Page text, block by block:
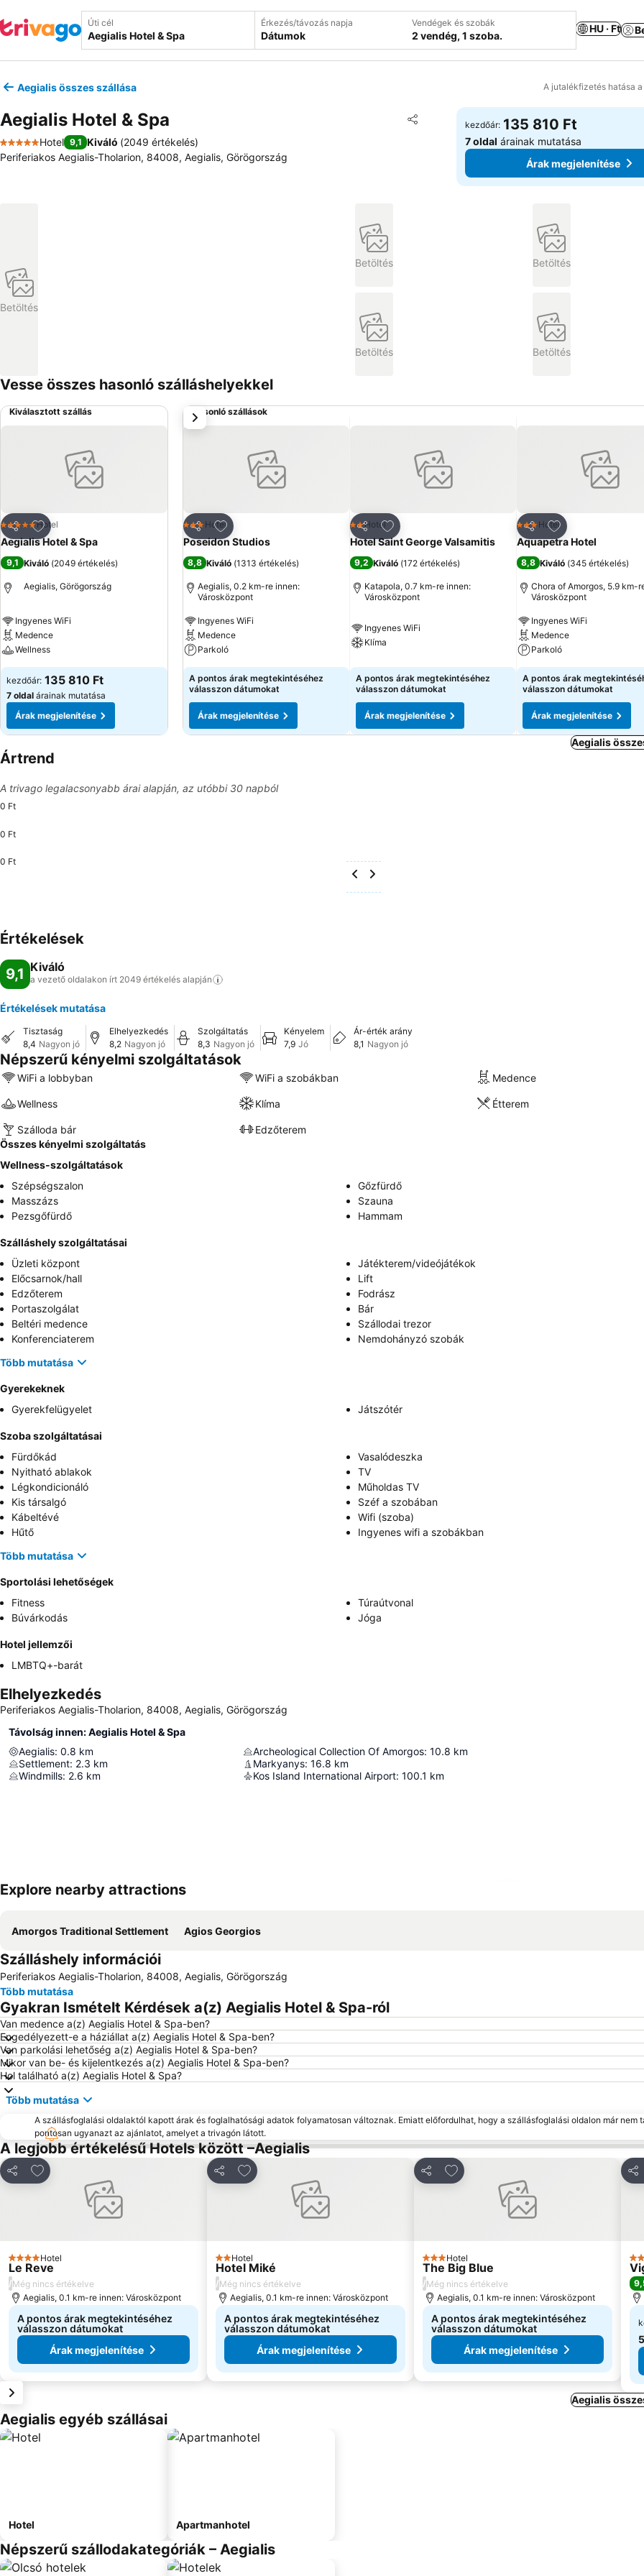
Úti cél Érkezés/távozás napja
Dátumok
Vendégek és szobák
2 vendég, 1 szoba.
HU · Ft
Aegialis összes szállása A jutalékfizetés hatása
Aegialis Hotel & Spa Megosztás
Hozzáadás a kedvencekhez
5 Kategória
Hotel 9,1 Kiváló (2049 értékelés)
Periferiakos Aegialis-Tholarion, 84008, Aegialis, Görögország
kezdőár: 135 810 Ft
7 oldal árainak mutatása
Árak megjelenítése
Betöltés
Betöltés Betöltés
Betöltés Betöltés
Vesse összes hasonló szálláshelyekkel
Kiválasztott szállás
Megosztás
Hozzáadás a kedvencekhez
5 KategóriaHotel
Aegialis Hotel & Spa
9,1 Kiváló (2049 értékelés)
Aegialis, Görögország
Ingyenes WiFi
Medence
Wellness
kezdőár: 135 810 Ft
7 oldal árainak mutatása
Árak megjelenítése
Hasonló szállások
Megosztás
Hozzáadás a kedvencekhez
3 Kategória
Hotel
Poseidon Studios
8,8 Kiváló (1313 értékelés)
Aegialis, 0.2 km-re innen:
Városközpont
Ingyenes WiFi
Medence
Parkoló
A pontos árak megtekintéséhez
válasszon dátumokat
Árak megjelenítése
Megosztás
Hozzáadás a kedvencekhez
2 Kategória
Hotel
Hotel Saint George Valsamitis
9,2 Kiváló (172 értékelés)
Katapola, 0.7 km-re innen:
Városközpont
Ingyenes WiFi
Klíma
A pontos árak megtekintéséhez
válasszon dátumokat
Árak megjelenítése
Megosztás
Hozzáadás a
3 Kategória
Hotel
Aquapetra Hotel
8,8 Kiváló (345 értékelés)
Chora of Amorgos, 5.9 km-
Városközpont
Ingyenes WiFi
Medence
Parkoló
A pontos árak
válasszon dátumokat
Árak megjelenítése
következő
Aegialis
Ártrend
A trivago legalacsonyabb árai alapján, az utóbbi 30 napból
0 Ft
0 Ft
0 Ft
Értékelések
9,1 Kiváló
a vezető oldalakon írt 2049 értékelés alapján
Értékelések mutatása
Tisztaság
8,4 Nagyon jó
Elhelyezkedés
8,2 Nagyon jó
Szolgáltatás
8,3 Nagyon jó
Kényelem
7,9 Jó
Ár-érték arány
8,1 Nagyon jó
Népszerű kényelmi szolgáltatások
WiFi a lobbyban WiFi a szobákban Medence
Wellness Klíma Étterem
Szálloda bár
Edzőterem
Összes kényelmi szolgáltatás
Wellness-szolgáltatások
Szépségszalon
Gőzfürdő
Masszázs
Szauna
Pezsgőfürdő
Hammam
Szálláshely szolgáltatásai
Üzleti központ
Játékterem/videójátékok
Előcsarnok/hall
Lift
Edzőterem
Fodrász
Portaszolgálat
Bár
Beltéri medence
Szállodai trezor
Konferenciaterem
Nemdohányzó szobák
Több mutatása
Gyerekeknek
Gyerekfelügyelet
Játszótér
Szoba szolgáltatásai
Fürdőkád
Vasalódeszka
Nyitható ablakok
TV
Légkondicionáló
Műholdas TV
Kis társalgó
Széf a szobában
Kábeltévé
Wifi (szoba)
Hűtő
Ingyenes wifi a szobákban
Több mutatása
Sportolási lehetőségek
Fitness
Túraútvonal
Búvárkodás
Jóga
Hotel jellemzői
LMBTQ+-barát
Elhelyezkedés
Periferiakos Aegialis-Tholarion, 84008, Aegialis, Görögország
Távolság innen: Aegialis Hotel & Spa
Aegialis: 0.8 km
Settlement: 2.3 km
Windmills: 2.6 km
Archeological Collection Of Amorgos: 10.8 km
Markyanys: 16.8 km
Kos Island International Airport: 100.1 km
Explore nearby attractions
Amorgos Traditional Settlement Agios Georgios
Szálláshely információi
Periferiakos Aegialis-Tholarion, 84008, Aegialis, Görögország
Több mutatása
Gyakran Ismételt Kérdések a(z) Aegialis Hotel & Spa-ról
Van medence a(z) Aegialis Hotel & Spa-ben?
Engedélyezett-e a háziállat a(z) Aegialis Hotel & Spa-ben?
Van parkolási lehetőség a(z) Aegialis Hotel & Spa-ben?
Mikor van be- és kijelentkezés a(z) Aegialis Hotel & Spa-ben?
Hol található a(z) Aegialis Hotel & Spa?
Több mutatása
A szállásfoglalási oldalaktól kapott árak és foglalhatósági adatok folyamatosan változnak. Emiatt előfordulhat, hogy a szállásfoglalási oldalon már nem
pontosan ugyanazt az ajánlatot, amelyet a trivagón látott.
A legjobb értékelésű Hotels között –Aegialis
Megosztás
Hozzáadás a kedvencekhez
4 Kategória
Hotel
Le Reve
/Még nincs értékelve
Aegialis, 0.1 km-re innen: Városközpont
A pontos árak megtekintéséhez
válasszon dátumokat
Árak megjelenítése
Megosztás
Hozzáadás a kedvencekhez
2 Kategória
Hotel
Hotel Miké
/Még nincs értékelve
Aegialis, 0.1 km-re innen: Városközpont
A pontos árak megtekintéséhez
válasszon dátumokat
Árak megjelenítése
Megosztás
Hozzáadás a kedvencekhez
3 Kategória
Hotel
The Big Blue
/Még nincs értékelve
Aegialis, 0.1 km-re innen: Városközpont
A pontos árak megtekintéséhez
válasszon dátumokat
Árak megjelenítése
4
Aegialis
Aegialis egyéb szállásai
Hotel Apartmanhotel
Népszerű szállodakategóriák – Aegialis